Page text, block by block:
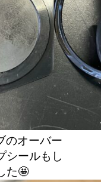
のオーバー
シールもし
た🤩